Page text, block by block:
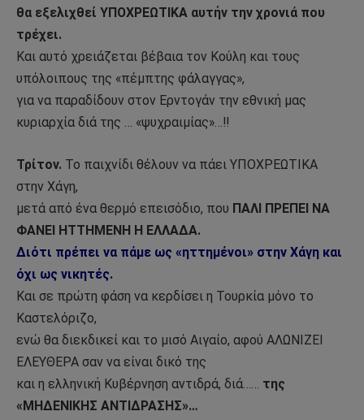
θα εξελιχθεί ΥΠΟΧΡΕΩΤΙΚΑ αυτήν την χρονιά που
τρέχει.
Και αυτό χρειάζεται βέβαια τον Κούλη και τους
υπόλοιπους της «πέμπτης φάλαγγας»,
για να παραδίδουν στον Ερντογάν την εθνική μας
κυριαρχία διά της … «ψυχραιμίας»…!!
Τρίτον. Το παιχνίδι θέλουν να πάει ΥΠΟΧΡΕΩΤΙΚΑ
στην Χάγη,
μετά από ένα θερμό επεισόδιο, που ΠΑΛΙ ΠΡΕΠΕΙ ΝΑ
ΦΑΝΕΙ ΗΤΤΗΜΕΝΗ Η ΕΛΛΑΔΑ.
Διότι πρέπει να πάμε ως «ηττημένοι» στην Χάγη και
όχι ως νικητές.
Και σε πρώτη φάση να κερδίσει η Τουρκία μόνο το
Καστελόριζο,
ενώ θα διεκδικεί και το μισό Αιγαίο, αφού ΑΛΩΝΙΖΕΙ
ΕΛΕΥΘΕΡΑ σαν να είναι δικό της
και η ελληνική Κυβέρνηση αντιδρά, διά……
της
«ΜΗΔΕΝΙΚΗΣ ΑΝΤΙΔΡΑΣΗΣ»…